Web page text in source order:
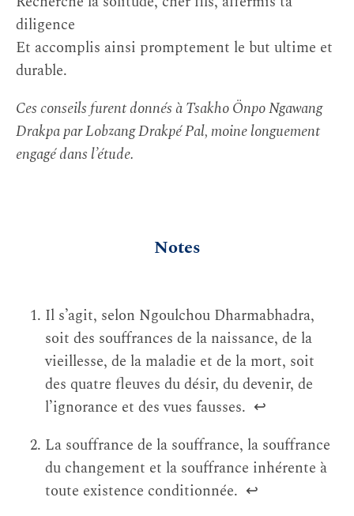
diligence
Et accomplis ainsi promptement le but ultime et
durable.
Ces conseils furent donnés à Tsakho Önpo Ngawang
Drakpa par Lobzang Drakpé Pal, moine longuement
engagé dans l’étude.
Notes
Il s’agit, selon Ngoulchou Dharmabhadra,
soit des souffrances de la naissance, de la
vieillesse, de la maladie et de la mort, soit
des quatre fleuves du désir, du devenir, de
l’ignorance et des vues fausses. ↩
La souffrance de la souffrance, la souffrance
du changement et la souffrance inhérente à
toute existence conditionnée. ↩